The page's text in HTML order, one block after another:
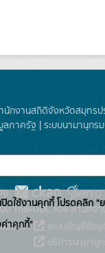
ำนักงานสถิติจังหวัดสมุทรป
ภาครัฐ | ระบบนามานุก
บ Thai-GDC โดย สำนักง
ยวข้อง:
ปิดใช้งานคุกกี้ โปรดคลิก
าคุกกี้"